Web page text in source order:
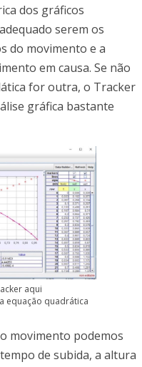
dos gráficos
serem os
do movimento e a
em causa. Se não
for outra, o Tracker
gráfica bastante
aqui
equação quadrática
movimento podemos
de subida, a altura